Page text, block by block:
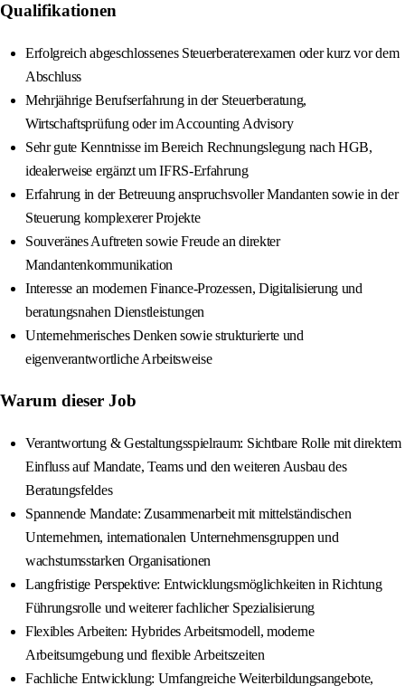
Qualifikationen
Erfolgreich abgeschlossenes Steuerberaterexamen oder kurz vor dem
Abschluss
Mehrjährige Berufserfahrung in der Steuerberatung,
Wirtschaftsprüfung oder im Accounting Advisory
Sehr gute Kenntnisse im Bereich Rechnungslegung nach HGB,
idealerweise ergänzt um IFRS-Erfahrung
Erfahrung in der Betreuung anspruchsvoller Mandanten sowie in der
Steuerung komplexerer Projekte
Souveränes Auftreten sowie Freude an direkter
Mandantenkommunikation
Interesse an modernen Finance-Prozessen, Digitalisierung und
beratungsnahen Dienstleistungen
Unternehmerisches Denken sowie strukturierte und
eigenverantwortliche Arbeitsweise
Warum dieser Job
Verantwortung & Gestaltungsspielraum: Sichtbare Rolle mit direktem
Einfluss auf Mandate, Teams und den weiteren Ausbau des
Beratungsfeldes
Spannende Mandate: Zusammenarbeit mit mittelständischen
Unternehmen, internationalen Unternehmensgruppen und
wachstumsstarken Organisationen
Langfristige Perspektive: Entwicklungsmöglichkeiten in Richtung
Führungsrolle und weiterer fachlicher Spezialisierung
Flexibles Arbeiten: Hybrides Arbeitsmodell, moderne
Arbeitsumgebung und flexible Arbeitszeiten
Fachliche Entwicklung: Umfangreiche Weiterbildungsangebote,